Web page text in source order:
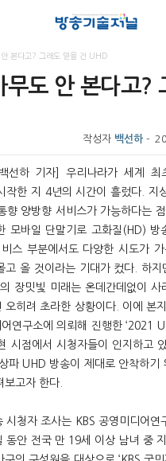
안 본다고? 그래도 믿을 건 UHD
무도 안 본다고?
작성자 백선하 -
선하 기자] 우리나라가 세계 최
작한 지 4년의 시간이 흘렀다. 지
향 양방향 서비스가 가능하다는
모바일 단말기로 고화질(HD) 방
스 부분에서도 다양한 시도가 가
고 올 것이라는 기대가 컸다. 하지
장밋빛 미래는 온데간데없이 사
오히려 초라한 상황이다. 이에 본
연구소에 의뢰해 진행한 ‘2021
시점에서 시청자들이 인지하고
파 UHD 방송이 제대로 안착하기
보고자 한다.
시청자 조사는 KBS 공영미디어연
동안 전국 만 19세 이상 남녀 중